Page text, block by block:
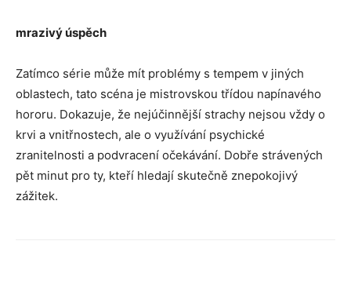
mrazivý úspěch
Zatímco série může mít problémy s tempem v jiných
oblastech, tato scéna je mistrovskou třídou napínavého
hororu. Dokazuje, že nejúčinnější strachy nejsou vždy o
krvi a vnitřnostech, ale o využívání psychické
zranitelnosti a podvracení očekávání. Dobře strávených
pět minut pro ty, kteří hledají skutečně znepokojivý
zážitek.